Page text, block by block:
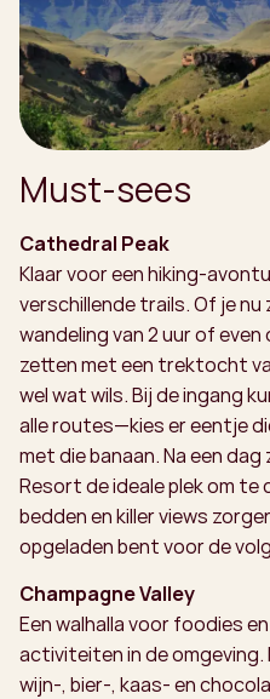
Must-sees
Cathedral Peak
Klaar voor een hiking-
verschillende trails. Of je
wandeling van 2 uur of
zetten met een trektocht
wel wat wils. Bij de ingang
alle routes—kies er eentje
met die banaan. Na een
Resort de ideale plek om te
bedden en killer views
opgeladen bent voor de
Champagne Valley
Een walhalla voor foodies
activiteiten in de omgeving.
wijn-, bier-, kaas- en